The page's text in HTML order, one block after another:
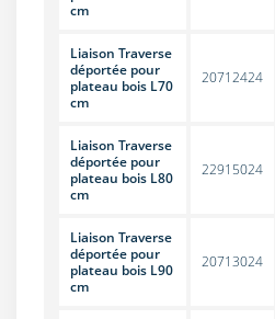
cm
Liaison Traverse
déportée pour
plateau bois L70
cm
20712424
Liaison Traverse
déportée pour
plateau bois L80
cm
22915024
Liaison Traverse
déportée pour
plateau bois L90
cm
20713024